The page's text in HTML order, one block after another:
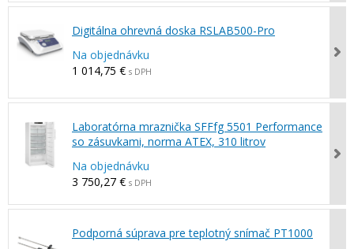
Digitálna ohrevná doska RSLAB500-Pro
Na objednávku
1 014,75 € s DPH
Laboratórna mraznička SFFfg 5501 Performance
so zásuvkami, norma ATEX, 310 litrov
Na objednávku
3 750,27 € s DPH
Podporná súprava pre teplotný snímač PT1000